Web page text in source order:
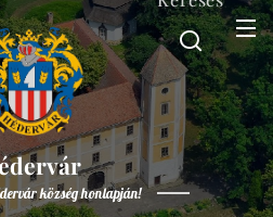
község honlapján!